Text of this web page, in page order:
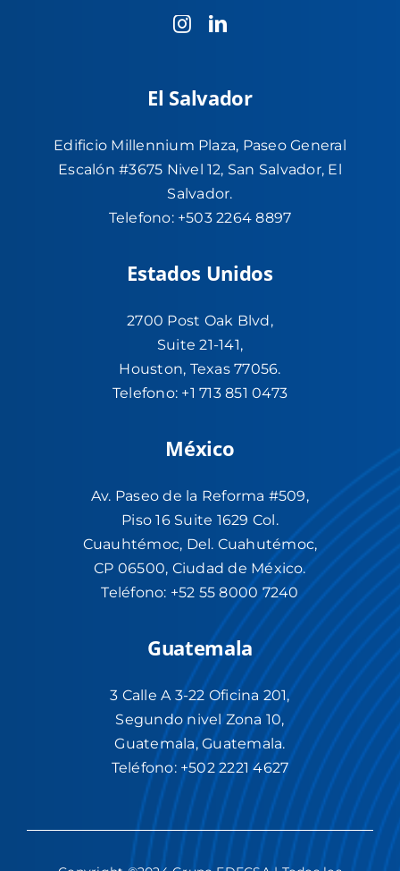
El Salvador
Edificio Millennium Plaza, Paseo General
Escalón #3675 Nivel 12, San Salvador, El
Salvador.
Telefono: +503 2264 8897
Estados Unidos
2700 Post Oak Blvd,
Suite 21-141,
Houston, Texas 77056.
Telefono: +1 713 851 0473
México
Av. Paseo de la Reforma #509,
Piso 16 Suite 1629 Col.
Cuauhtémoc, Del. Cuahutémoc,
CP 06500, Ciudad de México.
Teléfono: +52 55 8000 7240
Guatemala
3 Calle A 3-22 Oficina 201,
Segundo nivel Zona 10,
Guatemala, Guatemala.
Teléfono: +5022221 4627